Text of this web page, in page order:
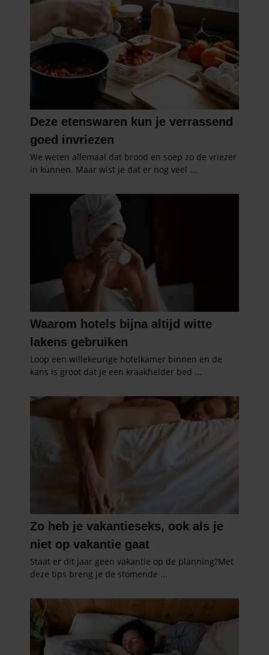
partners kunnen deze gegevens combineren met andere
informatie die u aan ze heeft verstrekt of die ze hebben
verzameld op basis van uw gebruik van hun services. U
gaat akkoord met onze cookies als u onze website blijft
gebruiken.